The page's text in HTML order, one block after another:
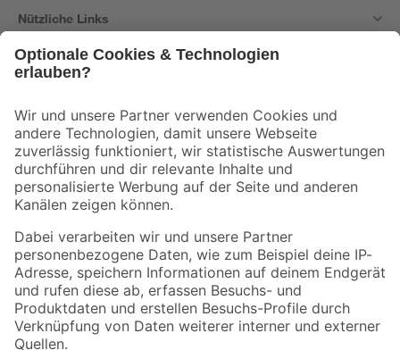
Nützliche Links
Der toom Newsletter: Keine Angebote und Aktionen mehr verpassen!
Zur Newsletter Anmeldung
Folge uns
Zahlungsarten Versandarten